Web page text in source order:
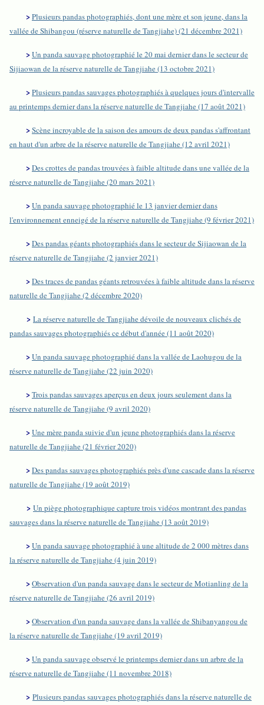
>Plusieurs pandas photographiés, dont une mère et son jeune, dans la
vallée de Shibangou (réserve naturelle de Tangjiahe) (21 décembre 2021)
>Un panda sauvage photographié le 20 mai dernier dans le secteur de
Sijiaowan de la réserve naturelle de Tangjiahe (13 octobre 2021)
>Plusieurs pandas sauvages photographiés à quelques jours d'intervalle
au printemps dernier dans la réserve naturelle de Tangjiahe (17 août 2021)
>Scène incroyable de la saison des amours de deux pandas s'affrontant
en haut d'un arbre de la réserve naturelle de Tangjiahe (12 avril 2021)
>Des crottes de pandas trouvées à faible altitude dans une vallée de la
réserve naturelle de Tangjiahe (20 mars 2021)
>Un panda sauvage photographié le 13 janvier dernier dans
l'environnement enneigé de la réserve naturelle de Tangjiahe (9 février 2021)
>Des pandas géants photographiés dans le secteur de Sijiaowan de la
réserve naturelle de Tangjiahe (2 janvier 2021)
>Des traces de pandas géants retrouvées à faible altitude dans la réserve
naturelle de Tangjiahe (2 décembre 2020)
> La réserve naturelle de Tangjiahe dévoile de nouveaux clichés de
pandas sauvages photographiés ce début d'année (11 août 2020)
>Un panda sauvage photographié dans la vallée de Laohugou de la
réserve naturelle de Tangjiahe (22 juin 2020)
>Trois pandas sauvages aperçus en deux jours seulement dans la
réserve naturelle de Tangjiahe (9 avril 2020)
>Une mère panda suivie d'un jeune photographiés dans la réserve
naturelle de Tangjiahe (21 février 2020)
>Des pandas sauvages photographiés près d'une cascade dans la réserve
naturelle de Tangjiahe (19 août 2019)
> Un piège photographique capture trois vidéos montrant des pandas
sauvages dans la réserve naturelle de Tangjiahe (13 août 2019)
>Un panda sauvage photographié à une altitude de 2 000 mètres dans
la réserve naturelle de Tangjiahe (4 juin 2019)
>Observation d'un panda sauvage dans le secteur de Motianling de la
réserve naturelle de Tangjiahe (26 avril 2019)
>Observation d'un panda sauvage dans la vallée de Shibanyangou de
la réserve naturelle de Tangjiahe (19 avril 2019)
>Un panda sauvage observé le printemps dernier dans un arbre de la
réserve naturelle de Tangjiahe (11 novembre 2018)
> Plusieurs pandas sauvages photographiés dans la réserve naturelle de